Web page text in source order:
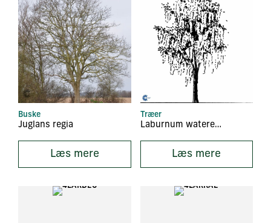
Buske
Juglans regia
Læs mere
Træer
Laburnum watereri ‘Vossii’
Læs mere